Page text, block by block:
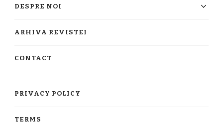
DESPRE NOI
ARHIVA REVISTEI
CONTACT
PRIVACY POLICY
TERMS